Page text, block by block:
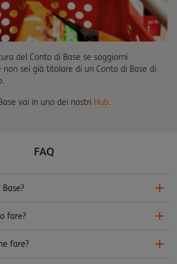
del Conto di Base se soggiorni
non sei già titolare di un Conto di Base di
vai in uno dei nostri Hub.
FAQ
Base?
fare?
fare?